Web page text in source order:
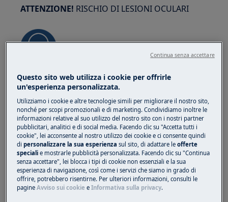
ATTENZIONE! RISCHIO DI LESIONI OCULARI
Indossate occhiali di protezione se eseguite
lavori di manutenzione o riparazione che
coinvolgono molle.
ATTENZIONE!RISCHIO DI SCHIACCIAMENTO
Questo sito web utilizza i cookie per offrirle
un'esperienza personalizzata.
Utilizziamo i cookie e altre tecnologie simili per migliorare il nostro sito,
nonché per scopi promozionali e di marketing. Condividiamo inoltre le
informazioni relative al suo utilizzo del nostro sito con i nostri partner
pubblicitari, analitici e di social media. Facendo clic su "Accetta tutti i
cookie", lei acconsente al nostro utilizzo dei cookie e ci consente quindi
dipersonalizzare la sua esperienza sul sito, di adattare leofferte
speciali e mostrarle pubblicità personalizzata. Facendo clic su "Continua
senza accettare", lei blocca i tipi di cookie non essenziali e la sua
esperienza di navigazione, così come i servizi che siamo in grado di
offrire, potrebbero risentirne. Per ulteriori informazioni, consulti le
pagineAvviso sui cookie eInformativa sulla privacy.
Continua senza accettare